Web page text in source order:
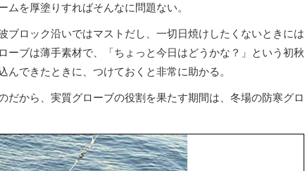
を厚塗りすればそんなに問題ない。
ブロック沿いではマストだし、一切日焼けしたくないときには
ーブは薄手素材で、「ちょっと今日はどうかな？」という初秋
できたときに、つけておくと非常に助かる。
だから、実質グローブの役割を果たす期間は、冬場の防寒グロ